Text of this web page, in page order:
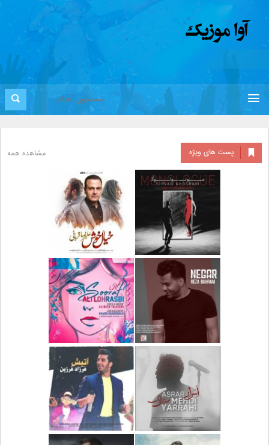
پست های ویژه مشاهده همه
دانلود آلبوم جدید سیروان
خسروی بنام مونولوگ
دانلود آهنگ جدید علیرضا
قربانی بنام خیال خوش
دانلود آهنگ جدید رضا
بهرام بنام نگار
دانلود آهنگ جدید علی
لهراسبی بنام صورت